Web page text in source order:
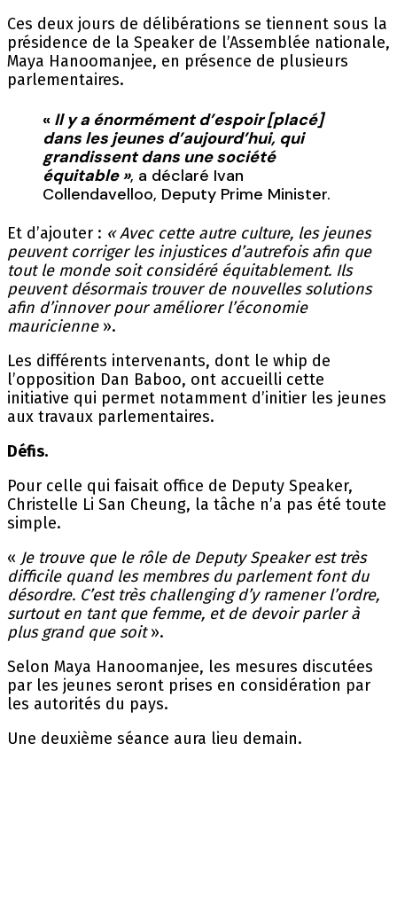
Ces deux jours de délibérations se tiennent sous la
présidence de la Speaker de l’Assemblée nationale,
Maya Hanoomanjee, en présence de plusieurs
parlementaires.
« Il y a énormément d’espoir [placé]
dans les jeunes d’aujourd’hui, qui
grandissent dans une société
équitable », a déclaré Ivan
Collendavelloo, Deputy Prime Minister.
Et d’ajouter : « Avec cette autre culture, les jeunes
peuvent corriger les injustices d’autrefois afin que
tout le monde soit considéré équitablement. Ils
peuvent désormais trouver de nouvelles solutions
afin d’innover pour améliorer l’économie
mauricienne».
Les différents intervenants, dont le whip de
l’opposition Dan Baboo, ont accueilli cette
initiative qui permet notamment d’initier les jeunes
aux travaux parlementaires.
Défis.
Pour celle qui faisait office de Deputy Speaker,
Christelle Li San Cheung, la tâche n’a pas été toute
simple.
« Je trouve que le rôle de Deputy Speaker est très
difficile quand les membres du parlement font du
désordre. C’est très challenging d’y ramener l’ordre,
surtout en tant que femme, et de devoir parler à
plus grand que soit».
Selon Maya Hanoomanjee, les mesures discutées
par les jeunes seront prises en considération par
les autorités du pays.
Une deuxième séance aura lieu demain.